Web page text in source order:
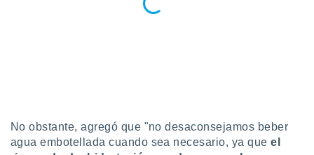
interés
a lo que
Para
No obstante, agregó que "no desaconsejamos beber
agua embotellada cuando sea necesario, ya que el